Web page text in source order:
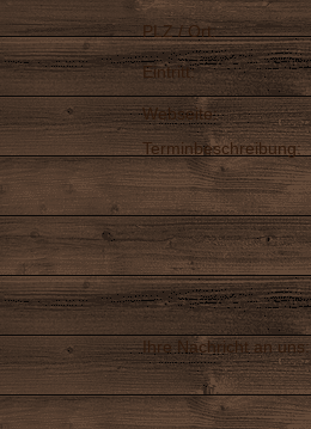
PLZ / Ort:
Eintritt:
Webseite:
Terminbeschreibung:
Ihre Nachricht an uns: